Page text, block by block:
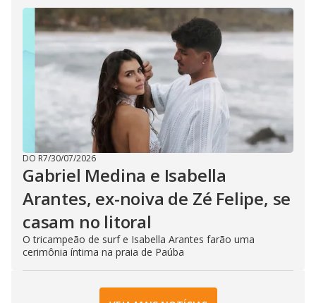
DO R7/30/07/2026
Gabriel Medina e Isabella
Arantes, ex-noiva de Zé Felipe, se
casam no litoral
O tricampeão de surf e Isabella Arantes farão uma
cerimônia íntima na praia de Paúba